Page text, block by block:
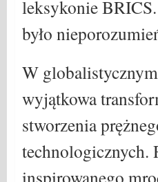
leksykonie BRICS.
było
W
wyjątkowa
stworzenia
technologicznych.